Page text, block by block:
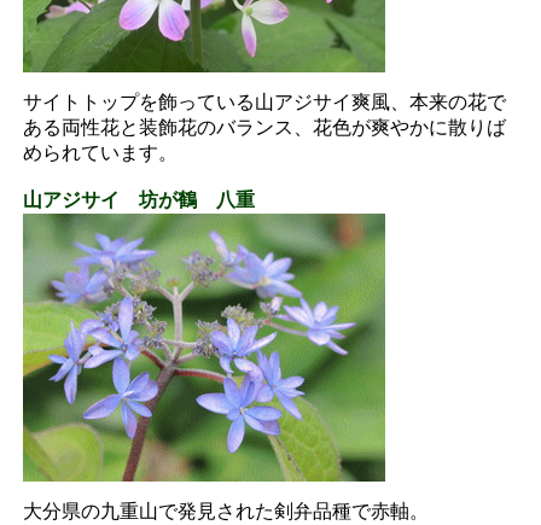
サイトトップを飾っている山アジサイ爽風、本来の花で
ある両性花と装飾花のバランス、花色が爽やかに散りば
められています。
山アジサイ 坊が鶴 八重
大分県の九重山で発見された剣弁品種で赤軸。